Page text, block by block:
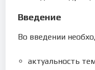
Введение
Во введении
актуальность